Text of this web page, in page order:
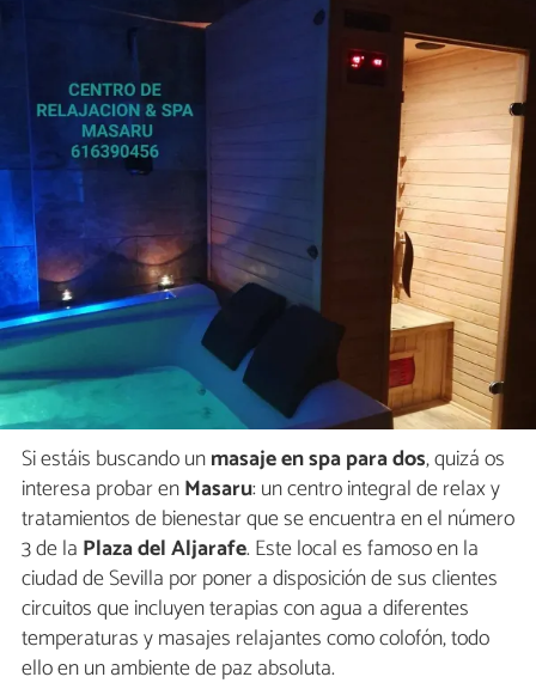
Si estáis buscando unmasaje en spa para dos, quizá os
interesa probar enMasaru: un centro integral de relax y
tratamientos de bienestar que se encuentra en el número
3 de la Plaza del Aljarafe. Este local es famoso en la
ciudad de Sevilla por poner a disposición de sus clientes
circuitos que incluyen terapias con agua a diferentes
temperaturas y masajes relajantes como colofón, todo
ello en un ambiente de paz absoluta.